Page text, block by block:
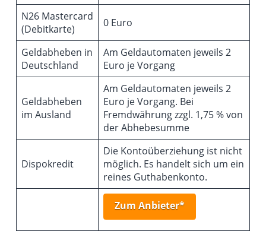
N26 Mastercard
(Debitkarte)
0 Euro
Geldabheben in
Deutschland
Am Geldautomaten jeweils 2
Euro je Vorgang
Geldabheben
im Ausland
Am Geldautomaten jeweils 2
Euro je Vorgang. Bei
Fremdwährung zzgl. 1,75 % von
der Abhebesumme
Dispokredit
Die Kontoüberziehung ist nicht
möglich. Es handelt sich um ein
reines Guthabenkonto.
Zum Anbieter*